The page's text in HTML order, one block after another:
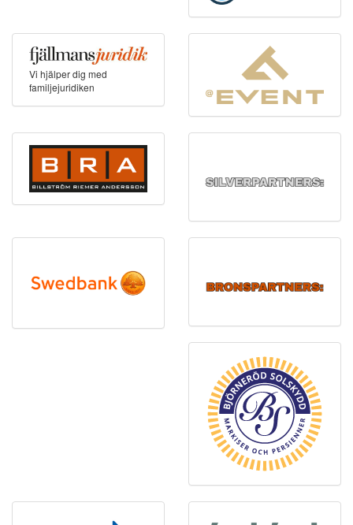
Vi hjälper dig med
familjejuridiken